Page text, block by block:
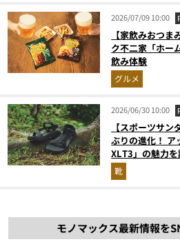
2026/07/09 10:00
【家飲みおつ
ク不二家「ホー
飲み体験
グルメ
2026/06/30 10:00
【スポーツサ
ぶりの進化！ ア
XLT3」の魅力
解説！
靴
モノマックス最新情報を